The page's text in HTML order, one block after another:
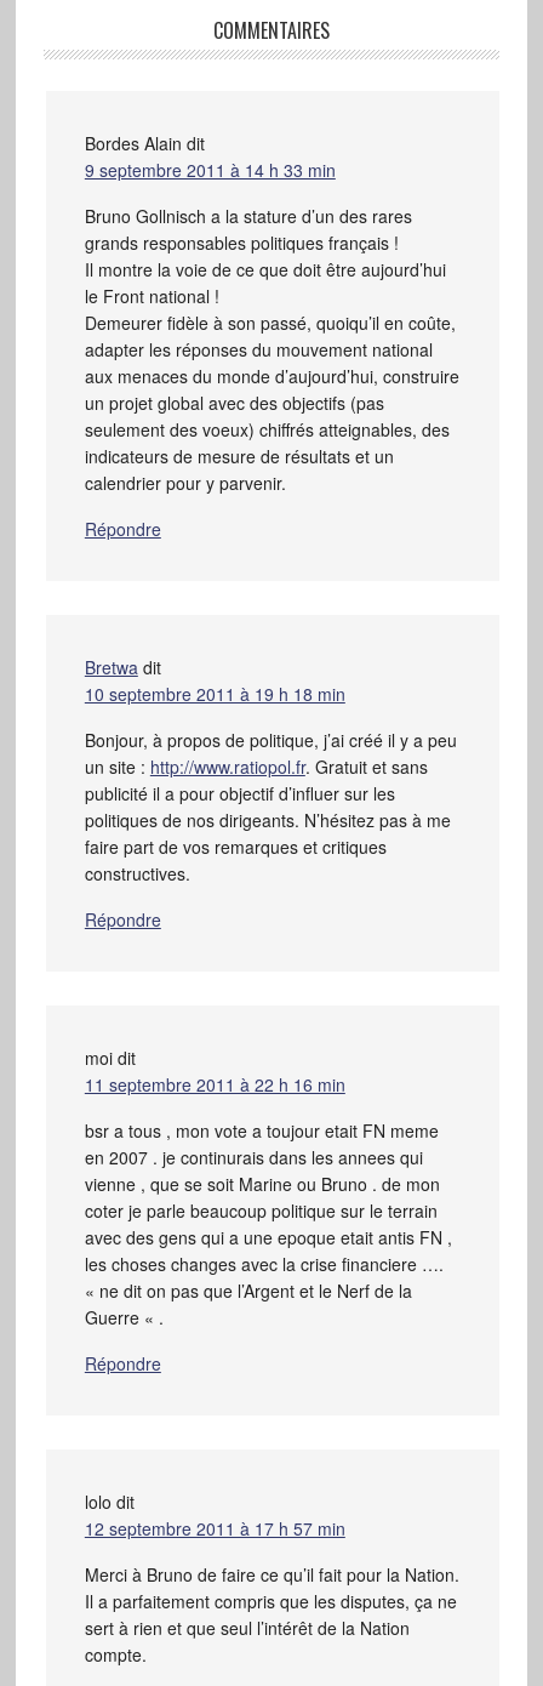
COMMENTAIRES
Bordes Alain dit
9 septembre 2011 à 14 h 33 min
Bruno Gollnisch a la stature d’un des rares
grands responsables politiques français !
Il montre la voie de ce que doit être aujourd’hui
le Front national !
Demeurer fidèle à son passé, quoiqu’il en coûte,
adapter les réponses du mouvement national
aux menaces du monde d’aujourd’hui, construire
un projet global avec des objectifs (pas
seulement des voeux) chiffrés atteignables, des
indicateurs de mesure de résultats et un
calendrier pour y parvenir.
Répondre
Bretwa dit
10 septembre 2011 à 19 h 18 min
Bonjour, à propos de politique, j’ai créé il y a peu
un site : http://www.ratiopol.fr. Gratuit et sans
publicité il a pour objectif d’influer sur les
politiques de nos dirigeants. N’hésitez pas à me
faire part de vos remarques et critiques
constructives.
Répondre
moi dit
11 septembre 2011 à 22 h 16 min
bsr a tous , mon vote a toujour etait FN meme
en 2007 . je continurais dans les annees qui
vienne , que se soit Marine ou Bruno . de mon
coter je parle beaucoup politique sur le terrain
avec des gens qui a une epoque etait antis FN ,
les choses changes avec la crise financiere ….
« ne dit on pas que l’Argent et le Nerf de la
Guerre « .
Répondre
lolo dit
12 septembre 2011 à 17 h 57 min
Merci à Bruno de faire ce qu’il fait pour la Nation.
Il a parfaitement compris que les disputes, ça ne
sert à rien et que seul l’intérêt de la Nation
compte.